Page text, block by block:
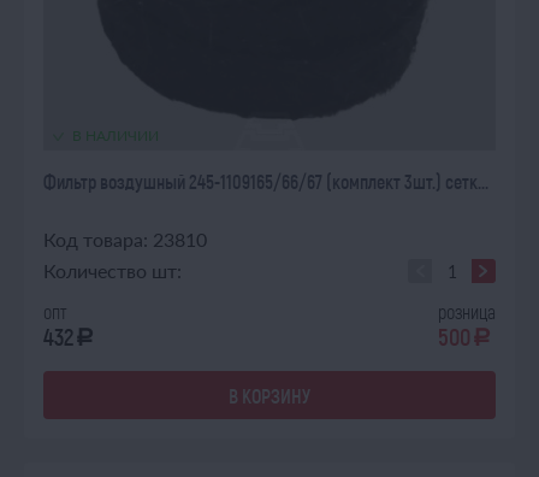
В НАЛИЧИИ
Фильтр воздушный 245-1109165/66/67 (комплект 3шт.) сетк...
Код товара: 23810
Количество шт:
опт
432a
розница
500 a
В КОРЗИНУ